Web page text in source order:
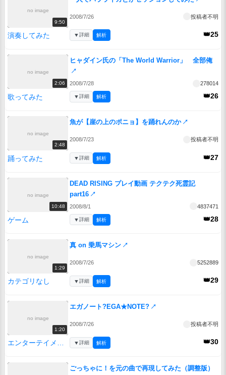
no image
9:50
2008/7/26 投稿者不明
演奏してみた 👑25
▼詳細 解析
no image
2:06
ヒャダイン氏の「The World Warrior」 全部俺
↗
2008/7/28 278014
歌ってみた 👑26
▼詳細 解析
no image
2:48
魚が【崖の上のポニョ】を踊れんのか ↗
2008/7/23 投稿者不明
踊ってみた 👑27
▼詳細 解析
no image
10:48
DEAD RISING プレイ動画 テクテク死霊記
part16 ↗
2008/8/1 4837471
ゲーム 👑28
▼詳細 解析
no image
1:29
真 on 乗馬マシン ↗
2008/7/26 5252889
カテゴリなし 👑29
▼詳細 解析
no image
1:20
エガノート?EGA★NOTE? ↗
2008/7/26 投稿者不明
エンターテイメント 👑30
▼詳細 解析
ごっちゃに！を元の曲で再現してみた（調整版）